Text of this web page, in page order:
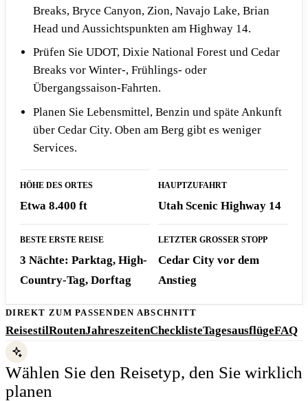
Breaks, Bryce Canyon, Zion, Navajo Lake, Brian
Head und Aussichtspunkten am Highway 14.
Prüfen Sie UDOT, Dixie National Forest und Cedar
Breaks vor Winter-, Frühlings- oder
Übergangssaison-Fahrten.
Planen Sie Lebensmittel, Benzin und späte Ankunft
über Cedar City. Oben am Berg gibt es weniger
Services.
HÖHE DES ORTES
Etwa 8.400 ft
HAUPTZUFAHRT
Utah Scenic Highway 14
BESTE ERSTE REISE
3 Nächte: Parktag, High-
Country-Tag, Dorftag
LETZTER GROSSER STOPP
Cedar City vor dem
Anstieg
DIREKT ZUM PASSENDEN ABSCHNITT
ReisestilRoutenJahreszeitenChecklisteTagesausflügeFAQ
Wählen Sie den Reisetyp, den Sie wirklich
planen